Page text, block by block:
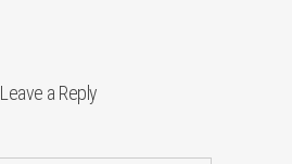
Leave a Reply